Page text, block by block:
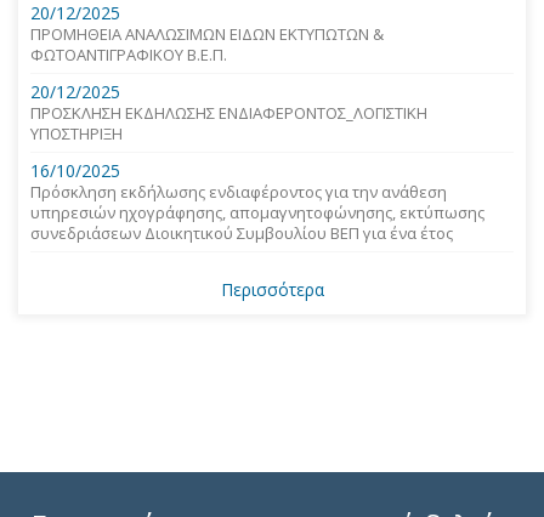
20/12/2025
ΠΡΟΜΗΘΕΙΑ ΑΝΑΛΩΣΙΜΩΝ ΕΙΔΩΝ ΕΚΤΥΠΩΤΩΝ &
ΦΩΤΟΑΝΤΙΓΡΑΦΙΚΟΥ Β.Ε.Π.
20/12/2025
ΠΡΟΣΚΛΗΣΗ ΕΚΔΗΛΩΣΗΣ ΕΝΔΙΑΦΕΡΟΝΤΟΣ_ΛΟΓΙΣΤΙΚΗ
ΥΠΟΣΤΗΡΙΞΗ
16/10/2025
Πρόσκληση εκδήλωσης ενδιαφέροντος για την ανάθεση
υπηρεσιών ηχογράφησης, απομαγνητοφώνησης, εκτύπωσης
συνεδριάσεων Διοικητικού Συμβουλίου ΒΕΠ για ένα έτος
Περισσότερα